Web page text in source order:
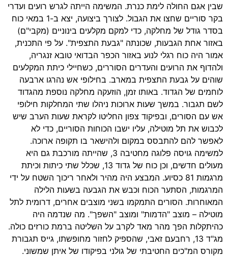
שבין אגם החולה לימת כנרת. המשימה הייתה לגרש רועים ועדרי
בקר סוריים שחצו את הגבול. לצורך ביצועה, יצא ב-1 במאי כוח
בסדר גודל של מחלקה, כדי למקם מקלעים בינוניים (מקבי"ם)
באזור אחת הגבעות, שכונתה "גבעת התצפית". על פי התכנית,
אמור היה כוח רגלי לנוע באזור הכפר הבדואי טובא זנגריה,
ולהדוף את הרועים והעדרים הסוררים, כשחיילי כיתת המקלעים
שוהים על גבעת התצפית במארב. בחילופי אש נהרגו ארבעה
לוחמים של הגדוד. באותו זמן, הוזעקה מחלקה נוספת מהגדוד
לשם תגבור. במשך שעות ארוכות ניהלו שתי המחלקות חילופי
אש עם הסורים, ובפיקוד צפון החליטו לקראת שעות הערב שיש
לכבוש את תל מוטילה, עליו ישבו הכוחות הסוריים, כדי לא
לאפשר להם להתבסס במקום ולהישאר בו תקופה ארוכה.
למשימה גויסה פלוגה מחטיבה 3, שהייתה מורכבת גם היא
מעולים חדשים, וכן כוח של גדוד 13, שכלל שתי כיתות וכיתת
מרגמות 81 כסיוע. המבצע היה מהיר ולאחר ריכוך השטח על ידי
המרגמות, הסתער הכוח וכבש את הגבעה בשעות הלילה
המאוחרות. הסורים התמקמו בשני מוצבים אחרים, דרומית לתל
מוטילה – מוצב "הדמות" ומוצב "השפך". מה שנדמה היה
כהיתקלות הפך מהר מאד לקרב על השליטה ברמת כורזים כולה.
מג"ד 13, רחבעם זאבי, שהספיק לחזור מחופשתו, גייס תגבורת
מקורס המ"כים החטיבתי של גולני בפיקודו של איתן שמשוני.